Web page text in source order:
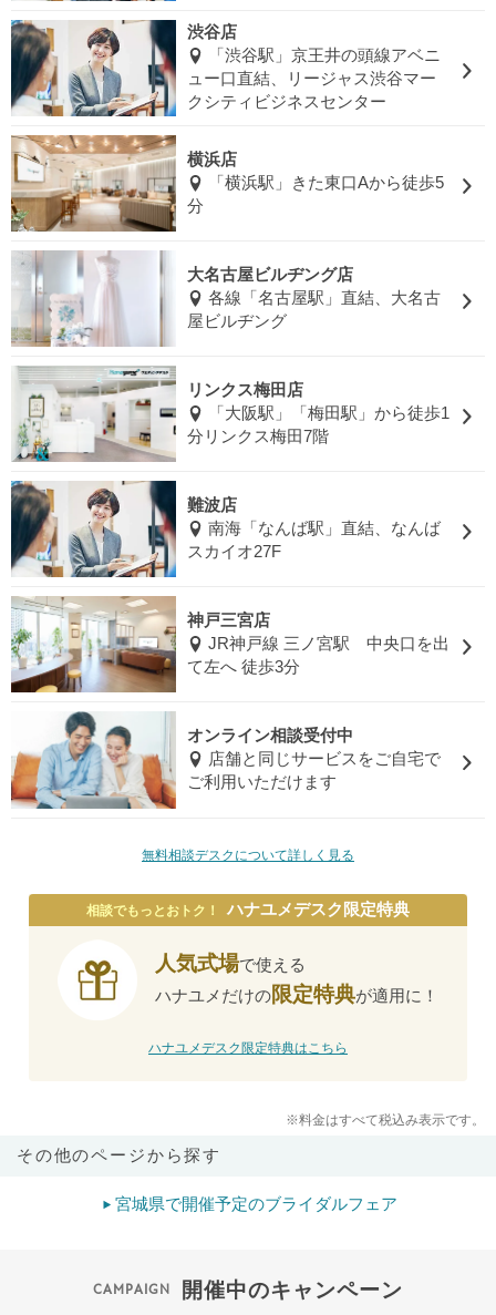
渋谷店
「渋谷駅」京王井の頭線アベニ
ュー口直結、リージャス渋谷マー
クシティビジネスセンター
横浜店
「横浜駅」きた東口Aから徒歩5
分
大名古屋ビルヂング店
各線「名古屋駅」直結、大名古
屋ビルヂング
リンクス梅田店
「大阪駅」「梅田駅」から徒歩1
分リンクス梅田7階
難波店
南海「なんば駅」直結、なんば
スカイオ27F
神戸三宮店
JR神戸線 三ノ宮駅 中央口を出
て左へ 徒歩3分
オンライン相談受付中
店舗と同じサービスをご自宅で
ご利用いただけます
無料相談デスクについて詳しく見る
相談でもっとおトク！ ハナユメデスク限定特典
人気式場で使える
ハナユメだけの限定特典が適用に！
ハナユメデスク限定特典はこちら
※料金はすべて税込み表示です。
その他のページから探す
宮城県で開催予定のブライダルフェア
開催中のキャンペーン